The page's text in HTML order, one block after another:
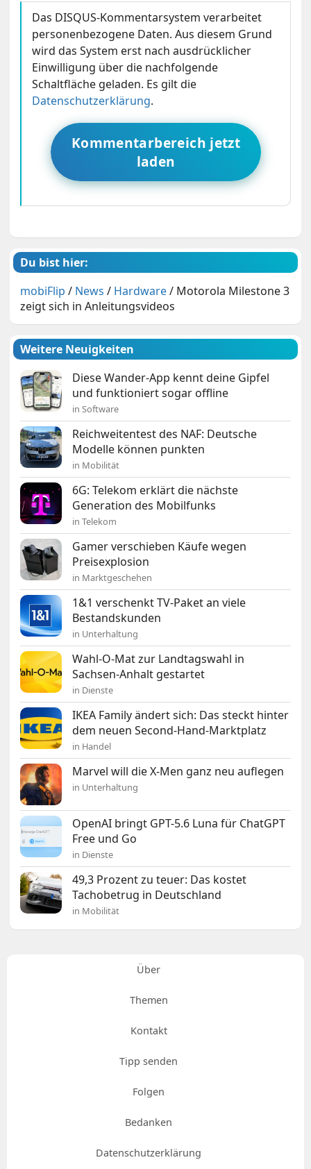
Das DISQUS-Kommentarsystem verarbeitet
personenbezogene Daten. Aus diesem Grund
wird das System erst nach ausdrücklicher
Einwilligung über die nachfolgende
Schaltfläche geladen. Es gilt die
Datenschutzerklärung.
Kommentarbereich jetzt
laden
Du bist hier:
mobiFlip / News / Hardware/ Motorola Milestone 3
zeigt sich in Anleitungsvideos
Weitere Neuigkeiten
Diese Wander-App kennt deine Gipfel
und funktioniert sogar offline
in Software
Reichweitentest des NAF: Deutsche
Modelle können punkten
in Mobilität
6G: Telekom erklärt die nächste
Generation des Mobilfunks
in Telekom
Gamer verschieben Käufe wegen
Preisexplosion
in Marktgeschehen
1&1 verschenkt TV-Paket an viele
Bestandskunden
in Unterhaltung
Wahl-O-Mat zur Landtagswahl in
Sachsen-Anhalt gestartet
in Dienste
IKEA Family ändert sich: Das steckt hinter
dem neuen Second-Hand-Marktplatz
in Handel
Marvel will die X-Men ganz neu auflegen
in Unterhaltung
OpenAI bringt GPT-5.6 Luna für ChatGPT
Free und Go
in Dienste
49,3 Prozent zu teuer: Das kostet
Tachobetrug in Deutschland
in Mobilität
Über
Themen
Kontakt
Tipp senden
Folgen
Bedanken
Datenschutzerklärung